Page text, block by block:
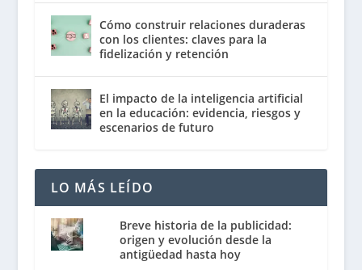
Cómo construir relaciones duraderas
con los clientes: claves para la
fidelización y retención
El impacto de la inteligencia artificial
en la educación: evidencia, riesgos y
escenarios de futuro
LO MÁS LEÍDO
Breve historia de la publicidad:
origen y evolución desde la
antigüedad hasta hoy